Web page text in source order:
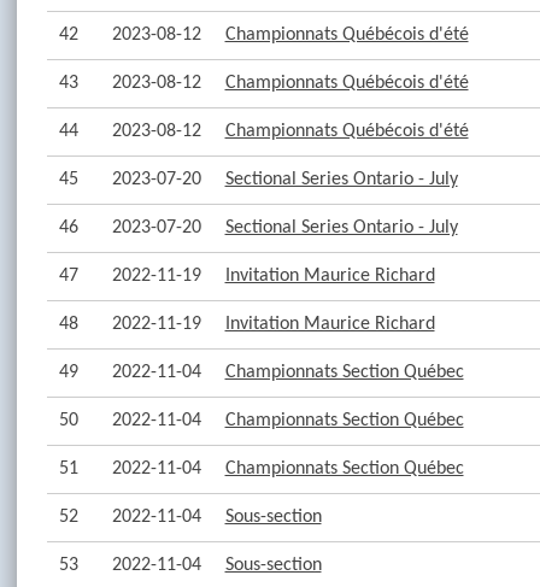
42 2023-08-12 Championnats Québécois d'été
43 2023-08-12 Championnats Québécois d'été
44 2023-08-12 Championnats Québécois d'été
45 2023-07-20 Sectional Series Ontario - July
46 2023-07-20 Sectional Series Ontario - July
47 2022-11-19 Invitation Maurice Richard
48 2022-11-19 Invitation Maurice Richard
49 2022-11-04 Championnats Section Québec
50 2022-11-04 Championnats Section Québec
51 2022-11-04 Championnats Section Québec
52 2022-11-04 Sous-section
53 2022-11-04 Sous-section